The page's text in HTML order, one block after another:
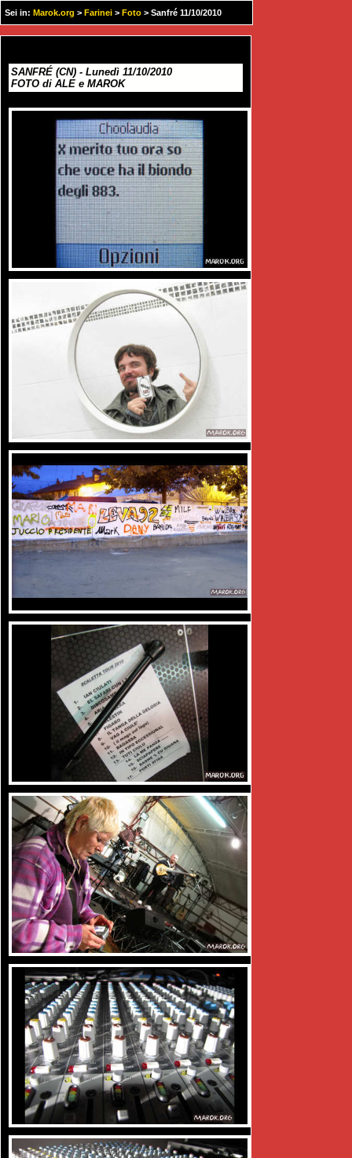
Sei in: Marok.org > Farinei > Foto > Sanfré 11/10/2010
SANFRÉ (CN) - Lunedì 11/10/2010
FOTO di ALE e MAROK